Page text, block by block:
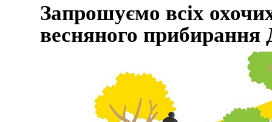
Запрошуємо всіх
весняного прибирання